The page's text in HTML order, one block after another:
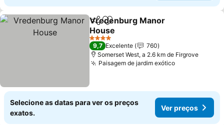
PartilharAdicionar aos favoritos
Vredenburg Manor
House
4 Estrelas
9,7 Excelente
760
Somerset West, a 2.6 km de Firgrove
Paisagem de jardim exótico
Selecione as datas para ver os preços
exatos.
Ver preços